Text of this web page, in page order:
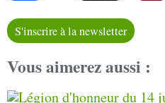
S'inscrire à la newsletter
Vous aimerez aussi :